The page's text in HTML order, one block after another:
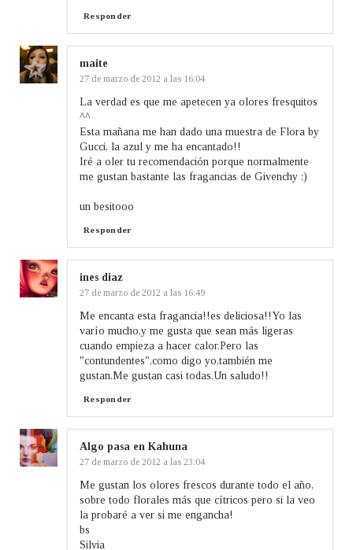
Responder
maite
27 de marzo de 2012 a las 16:04
La verdad es que me apetecen ya olores fresquitos
^^
Esta mañana me han dado una muestra de Flora by
Gucci, la azul y me ha encantado!!
Iré a oler tu recomendación porque normalmente
me gustan bastante las fragancias de Givenchy :)
un besitooo
Responder
ines diaz
27 de marzo de 2012 a las 16:49
Me encanta esta fragancia!!es deliciosa!!Yo las
varío mucho,y me gusta que sean más ligeras
cuando empieza a hacer calor.Pero las
"contundentes",como digo yo,también me
gustan.Me gustan casi todas.Un saludo!!
Responder
Algo pasa en Kahuna
27 de marzo de 2012 a las 23:04
Me gustan los olores frescos durante todo el año,
sobre todo florales más que cítricos pero si la veo
la probaré a ver si me engancha!
bs
Silvia